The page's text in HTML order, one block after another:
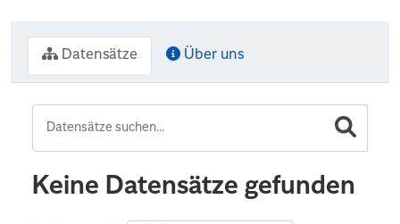
Datensätze Über uns
Keine Datensätze gefunden